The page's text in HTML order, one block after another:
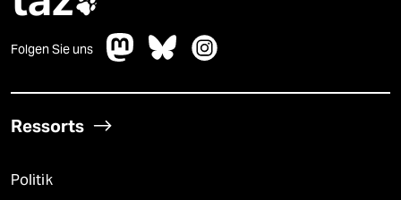
Folgen Sie uns
Ressorts
Politik